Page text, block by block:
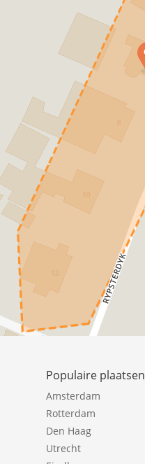
Populaire plaatsen
Amsterdam
Rotterdam
Den Haag
Utrecht